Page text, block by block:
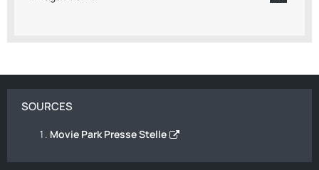
SOURCES
Movie Park Presse Stelle